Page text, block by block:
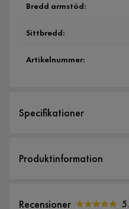
Bredd armstöd:
Sittbredd:
Artikelnummer:
Specifikationer
Storlek
Produktinformation
EMRIK 2,5-sits soffa i
Recensioner